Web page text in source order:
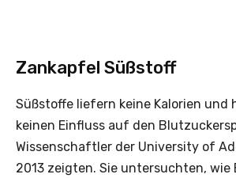
Zankapfel Süßstoff
Süßstoffe liefern keine Kalorien und
keinen Einfluss auf den
Wissenschaftler der University of
2013 zeigten. Sie untersuchten, wie